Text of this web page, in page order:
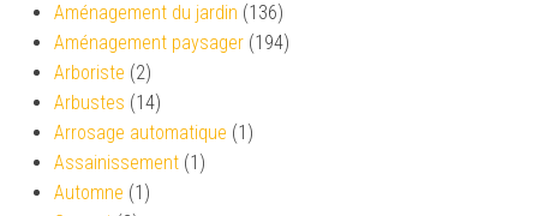
Aménagement du jardin (136)
Aménagement paysager (194)
Arboriste (2)
Arbustes (14)
Arrosage automatique (1)
Assainissement (1)
Automne (1)